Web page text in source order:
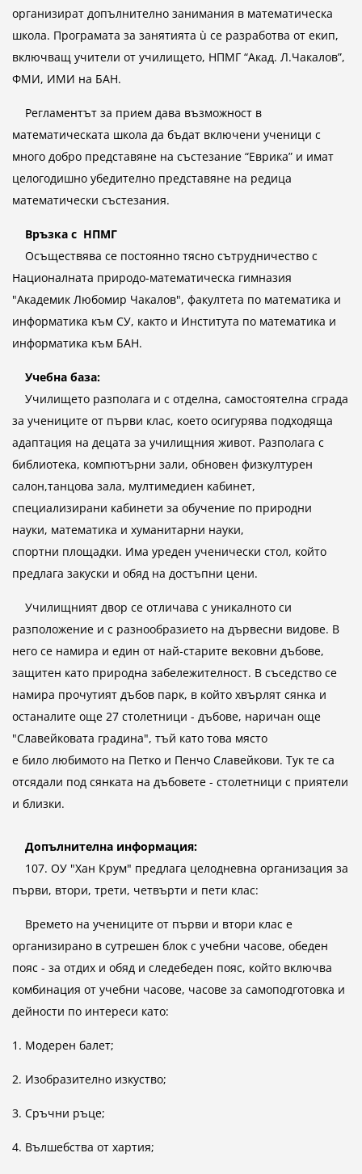
организират допълнително занимания в математическа
школа. Програмата за занятията ù се разработва от екип,
включващ учители от училището, НПМГ “Акад. Л.Чакалов”,
ФМИ, ИМИ на БАН.
Регламентът за прием дава възможност в
математическата школа да бъдат включени ученици с
много добро представяне на състезание “Еврика” и имат
целогодишно убедително представяне на редица
математически състезания.
Връзка с НПМГ
Осъществява се постоянно тясно сътрудничество с
Националната природо-математическа гимназия
"Академик Любомир Чакалов", факултета по математика и
информатика към СУ, както и Института по математика и
информатика към БАН.
Учебна база:
Училището разполага и с отделна, самостоятелна сграда
за учениците от първи клас, което осигурява подходяща
адаптация на децата за училищния живот. Разполага с
библиотека, компютърни зали, обновен физкултурен
салон,танцова зала, мултимедиен кабинет,
специализирани кабинети за обучение по природни
науки, математика и хуманитарни науки,
спортни площадки. Има уреден ученически стол, който
предлага закуски и обяд на достъпни цени.
Училищният двор се отличава с уникалното си
разположение и с разнообразието на дървесни видове. В
него се намира и един от най-старите вековни дъбове,
защитен като природна забележителност. В съседство се
намира прочутият дъбов парк, в който хвърлят сянка и
останалите още 27 столетници - дъбове, наричан още
"Славейковата градина", тъй като това място
е било любимото на Петко и Пенчо Славейкови. Тук те са
отсядали под сянката на дъбовете - столетници с приятели
и близки.
Допълнителна информация:
107. ОУ "Хан Крум" предлага целодневна организация за
първи, втори, трети, четвърти и пети клас:
Времето на учениците от първи и втори клас е
организирано в сутрешен блок с учебни часове, обеден
пояс - за отдих и обяд и следебеден пояс, който включва
комбинация от учебни часове, часове за самоподготовка и
дейности по интереси като:
1. Модерен балет;
2. Изобразително изкуство;
3. Сръчни ръце;
4. Вълшебства от хартия;